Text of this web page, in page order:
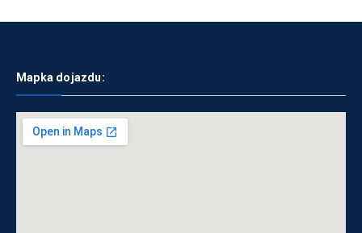
Mapka dojazdu: